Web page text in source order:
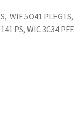
WIF 5O41 PLEGTS,
PS, WIC 3C34 PFE